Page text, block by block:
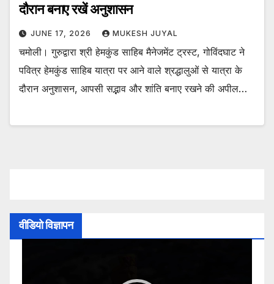
दौरान बनाए रखें अनुशासन
JUNE 17, 2026 MUKESH JUYAL
चमोली। गुरुद्वारा श्री हेमकुंड साहिब मैनेजमेंट ट्रस्ट, गोविंदघाट ने
पवित्र हेमकुंड साहिब यात्रा पर आने वाले श्रद्धालुओं से यात्रा के
दौरान अनुशासन, आपसी सद्भाव और शांति बनाए रखने की अपील…
वीडियो विज्ञापन